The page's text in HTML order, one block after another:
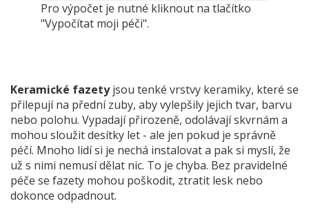
Pro výpočet je nutné kliknout na tlačítko
"Vypočítat moji péči".
Keramické fazetyjsou tenké vrstvy keramiky, které se
přilepují na přední zuby, aby vylepšily jejich tvar, barvu
nebo polohu. Vypadají přirozeně, odolávají skvrnám a
mohou sloužit desítky let - ale jen pokud je správně
péčí. Mnoho lidí si je nechá instalovat a pak si myslí, že
už s nimi nemusí dělat nic. To je chyba. Bez pravidelné
péče se fazety mohou poškodit, ztratit lesk nebo
dokonce odpadnout.